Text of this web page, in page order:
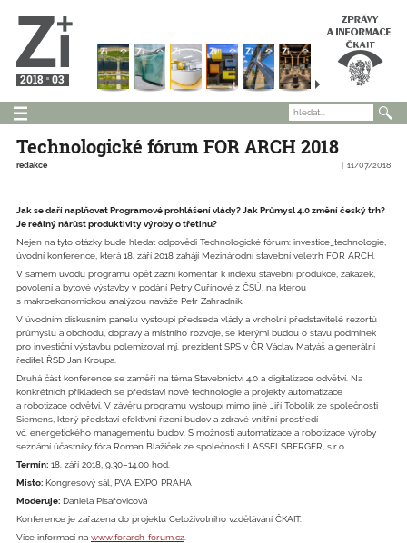
2018 03
Technologické fórum FOR ARCH 2018
redakce 11/07/2018
Jak se daří naplňovat Programové prohlášení vlády? Jak Průmysl 4.0 změní český trh?
Je reálný nárůst produktivity výroby o třetinu?
Nejen na tyto otázky bude hledat odpovědi Technologické fórum: investice_technologie,
úvodní konference, která 18. září 2018 zahájí Mezinárodní stavební veletrh FOR ARCH.
V samém úvodu programu opět zazní komentář k indexu stavební produkce, zakázek,
povolení a bytové výstavby v podání Petry Cuřínové z ČSÚ, na kterou
s makroekonomickou analýzou naváže Petr Zahradník.
V úvodním diskusním panelu vystoupí předseda vlády a vrcholní představitelé rezortů
průmyslu a obchodu, dopravy a místního rozvoje, se kterými budou o stavu podmínek
pro investiční výstavbu polemizovat mj. prezident SPS v ČR Václav Matyáš a generální
ředitel ŘSD Jan Kroupa.
Druhá část konference se zaměří na téma Stavebnictví 4.0 a digitalizace odvětví. Na
konkrétních příkladech se představí nové technologie a projekty automatizace
a robotizace odvětví. V závěru programu vystoupí mimo jiné Jiří Tobolík ze společnosti
Siemens, který představí efektivní řízení budov a zdravé vnitřní prostředí
vč. energetického managementu budov. S možností automatizace a robotizace výroby
seznámí účastníky fóra Roman Blažíček ze společnosti ­LASSELSBERGER, s.r.o.
Termín: 18. září 2018, 9.30–14.00 hod.
Místo: Kongresový sál, PVA EXPO PRAHA
Moderuje: Daniela Písařovicová
Konference je zařazena do projektu Celoživotního vzdělávání ČKAIT.
Více informací na www.forarch-forum.cz